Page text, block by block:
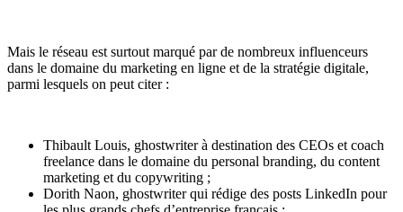
Mais le réseau est surtout marqué par de nombreux influenceurs
dans le domaine du marketing en ligne et de la stratégie digitale,
parmi lesquels on peut citer :
Thibault Louis, ghostwriter à destination des CEOs et coach
freelance dans le domaine du personal branding, du content
marketing et du copywriting ;
Dorith Naon, ghostwriter qui rédige des posts LinkedIn pour